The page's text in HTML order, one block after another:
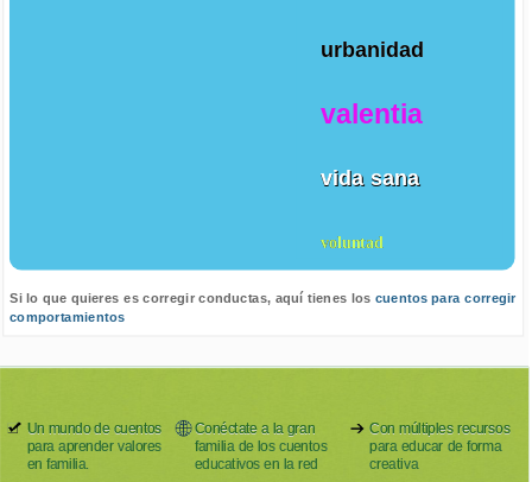
urbanidad
valentia
vida sana
voluntad
Si lo que quieres es corregir conductas, aquí tienes los cuentos para corregir
comportamientos
Un mundo de cuentos
para aprender valores
en familia.
Conéctate a la gran
familia de los cuentos
educativos en la red
Con múltiples recursos
para educar de forma
creativa